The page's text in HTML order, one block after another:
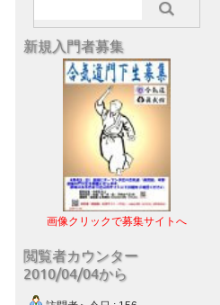
新規入門者募集
画像クリックで募集サイトへ
閲覧者カウンター
2010/04/04から